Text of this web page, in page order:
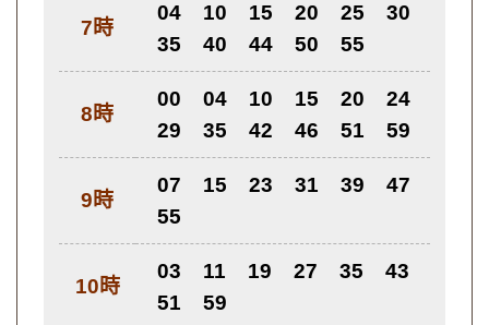
7時
04 10 15 20 25
30
35
40 44 50 55
8時
00 04 10 15 20
24
29
35 42 46 51 59
9時
07 15 23 31 39
47
55
10時
03 11 19 27 35
43
51
59